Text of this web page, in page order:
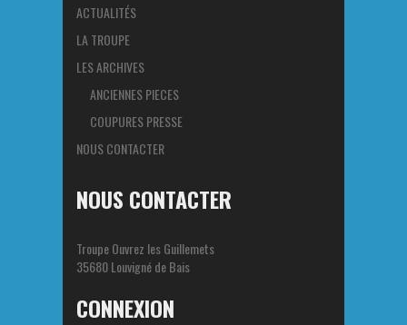
ACTUALITÉS
LA TROUPE
LES ARCHIVES
ANCIENNES PIECES
COUPURES PRESSE
NOUS CONTACTER
NOUS CONTACTER
Troupe Ouvrez les Guillemets
35680 Louvigné de Bais
CONNEXION